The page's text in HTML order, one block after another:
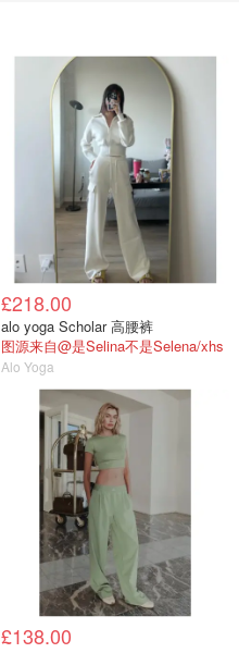
£218.00
alo yoga Scholar 高腰裤
图源来自@是Selina不是Selena/xhs
Alo Yoga
£138.00